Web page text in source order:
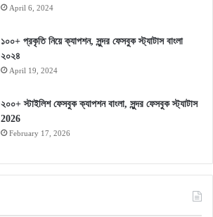
April 6, 2024
১০০+ প্রকৃতি নিয়ে ক্যাপশন, সুন্দর ফেসবুক স্ট্যাটাস বাংলা
২০২৪
April 19, 2024
২০০+ স্টাইলিশ ফেসবুক ক্যাপশন বাংলা, সুন্দর ফেসবুক স্ট্যাটাস
2026
February 17, 2026